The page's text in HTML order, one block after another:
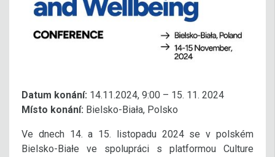
Datum konání: 14.11.2024, 9:00 – 15. 11. 2024
Místo konání: Bielsko-Biała, Polsko
Ve dnech 14. a 15. listopadu 2024 se v polském
Bielsko-Białe ve spolupráci s platformou Culture